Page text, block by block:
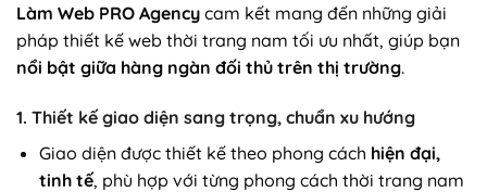
Làm Web PRO Agency cam kết mang đến những giải
pháp thiết kế web thời trang nam tối ưu nhất, giúp bạn
nổi bật giữa hàng ngàn đối thủ trên thị trường.
1. Thiết kế giao diện sang trọng, chuẩn xu hướng
Giao diện được thiết kế theo phong cách hiện đại,
tinh tế, phù hợp với từng phong cách thời trang nam